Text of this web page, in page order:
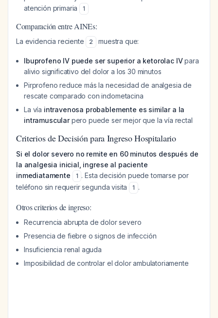
atención primaria
1
Comparación entre AINEs:
La evidencia reciente 2 muestra que:
Ibuprofeno IV puede ser superior a ketorolac IVpara
alivio significativo del dolor a los 30 minutos
Pirprofeno reduce más la necesidad de analgesia de
rescate comparado con indometacina
La vía intravenosa probablemente es similar a la
intramuscularpero puede ser mejor que la vía rectal
Criterios de Decisión para Ingreso Hospitalario
Si el dolor severo no remite en 60 minutos después de
la analgesia inicial, ingrese al paciente
inmediatamente
1 . Esta decisión puede tomarse por
teléfono sin requerir segunda visita
1 .
Otros criterios de ingreso:
Recurrencia abrupta de dolor severo
Presencia de fiebre o signos de infección
Insuficiencia renal aguda
Imposibilidad de controlar el dolor ambulatoriamente